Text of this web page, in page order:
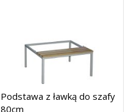
Podstawa z ławką do szafy
80cm